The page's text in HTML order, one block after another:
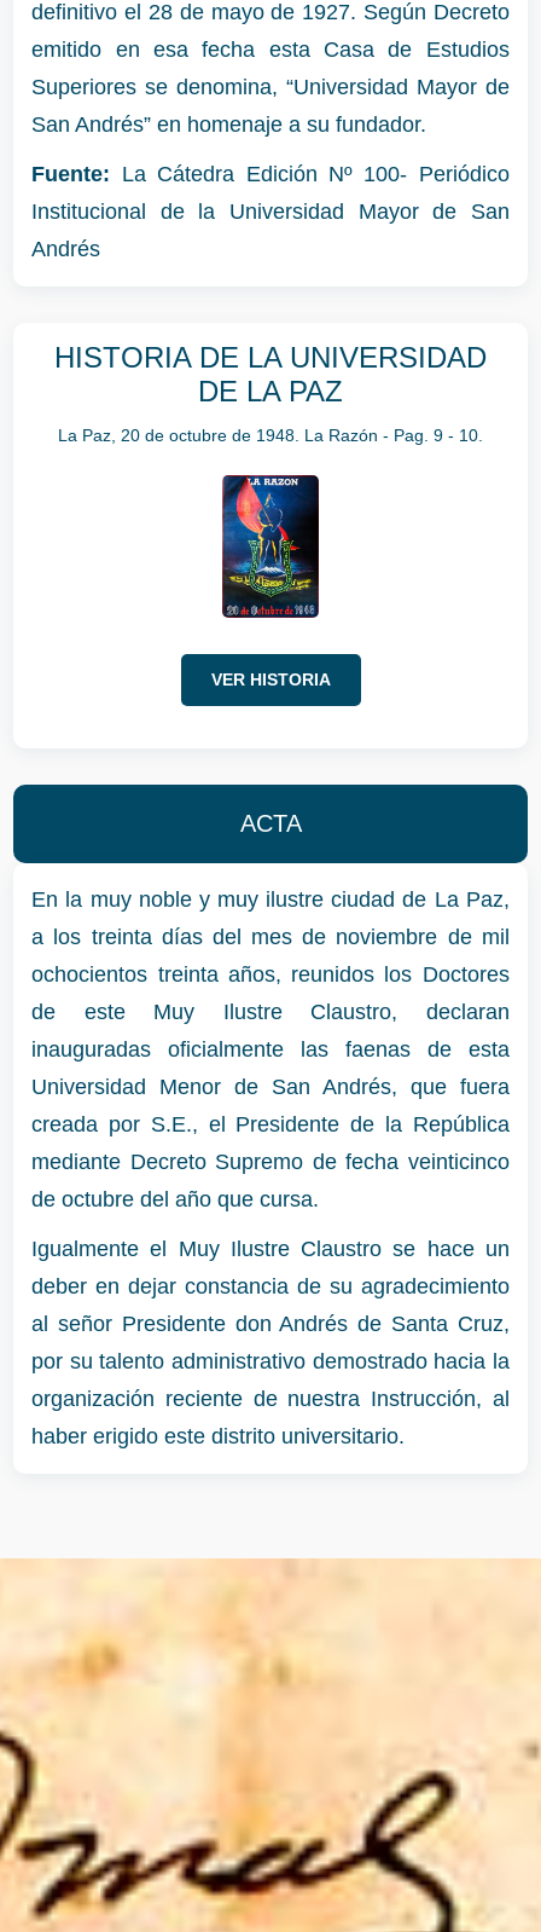
definitivo el 28 de mayo de 1927. Según Decreto
emitido en esa fecha esta Casa de Estudios
Superiores se denomina, “Universidad Mayor de
San Andrés” en homenaje a su fundador.
Fuente: La Cátedra Edición Nº 100- Periódico
Institucional de la Universidad Mayor de San
Andrés
HISTORIA DE LA UNIVERSIDAD
DE LA PAZ
La Paz, 20 de octubre de 1948. La Razón - Pag. 9 - 10.
VER HISTORIA
ACTA
En la muy noble y muy ilustre ciudad de La Paz,
a los treinta días del mes de noviembre de mil
ochocientos treinta años, reunidos los Doctores
de este Muy Ilustre Claustro, declaran
inauguradas oficialmente las faenas de esta
Universidad Menor de San Andrés, que fuera
creada por S.E., el Presidente de la República
mediante Decreto Supremo de fecha veinticinco
de octubre del año que cursa.
Igualmente el Muy Ilustre Claustro se hace un
deber en dejar constancia de su agradecimiento
al señor Presidente don Andrés de Santa Cruz,
por su talento administrativo demostrado hacia la
organización reciente de nuestra Instrucción, al
haber erigido este distrito universitario.